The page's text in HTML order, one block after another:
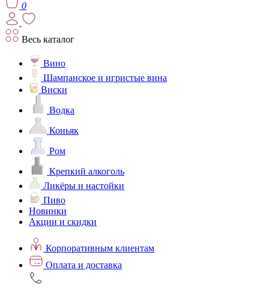
0
Весь каталог
Вино
Шампанское и игристые вина
Виски
Водка
Коньяк
Ром
Крепкий алкоголь
Ликёры и настойки
Пиво
Новинки
Акции и скидки
Корпоративным клиентам
Оплата и доставка